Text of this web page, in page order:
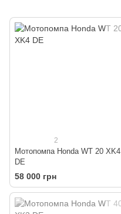
2
Мотопомпа Honda WT 20 XK4
DE
58 000 грн